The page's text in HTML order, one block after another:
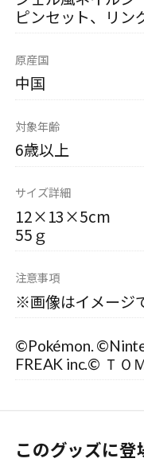
ピンセット、リン
原産国
中国
対象年齢
6歳以上
サイズ詳細
12×13×5cm
55ｇ
注意事項
※画像はイメージ
©Pokémon.
FREAK inc.© ＴＯ
このグッズに登